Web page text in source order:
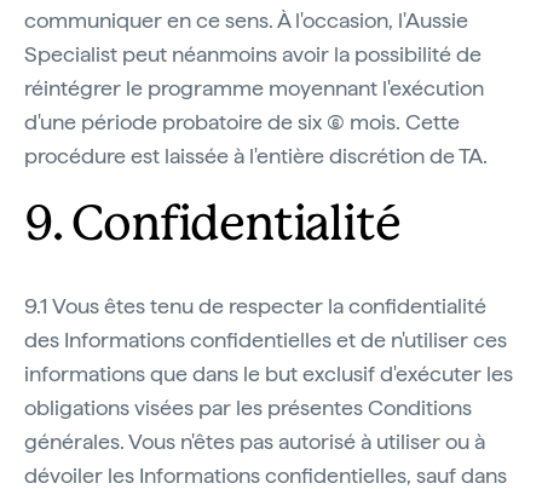
communiquer en ce sens. À l'occasion, l'Aussie
Specialist peut néanmoins avoir la possibilité de
réintégrer le programme moyennant l'exécution
d'une période probatoire de six (6) mois. Cette
procédure est laissée à l'entière discrétion de TA.
9. Confidentialité
9.1 Vous êtes tenu de respecter la confidentialité
des Informations confidentielles et de n'utiliser ces
informations que dans le but exclusif d'exécuter les
obligations visées par les présentes Conditions
générales. Vous n'êtes pas autorisé à utiliser ou à
dévoiler les Informations confidentielles, sauf dans